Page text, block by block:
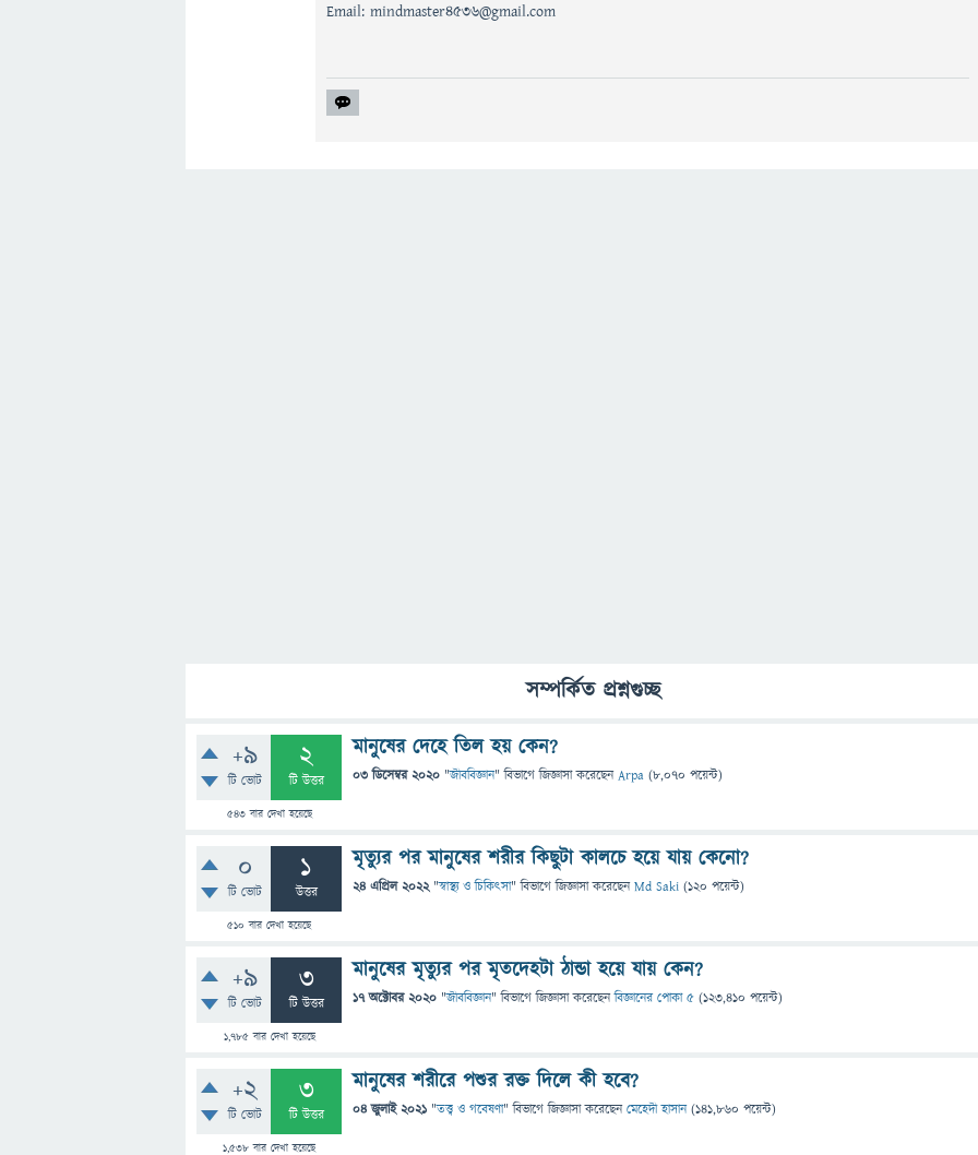
Email: mindmaster4536@gmail.com
সম্পর্কিত প্রশ্নগুচ্ছ
+9
টি ভোট
2
টি উত্তর
543বার দেখা হয়েছে
মানুষের দেহে তিল হয় কেন?
03 ডিসেম্বর 2020 "জীববিজ্ঞান" বিভাগে জিজ্ঞাসাকরেছেনArpa (8,070 পয়েন্ট)
0
টি ভোট
1
উত্তর
510 বার দেখা হয়েছে
মৃত্যুর পর মানুষের শরীর কিছুটা কালচে হয়ে যায় কেনো?
24 এপ্রিল 2022 "স্বাস্থ্য ও চিকিৎসা" বিভাগে জিজ্ঞাসাকরেছেনMd Saki (120 পয়েন্ট)
+9
টি ভোট
3
টি উত্তর
1,785বার দেখা হয়েছে
মানুষের মৃত্যুর পর মৃতদেহটা ঠান্ডা হয়ে যায় কেন?
17 অক্টোবর 2020 "জীববিজ্ঞান" বিভাগে জিজ্ঞাসাকরেছেনবিজ্ঞানের পোকা ৫ (123,410 পয়েন্ট)
+2
টি ভোট
3
টি উত্তর
1,538 বার দেখা হয়েছে
মানুষের শরীরে পশুর রক্ত দিলে কী হবে?
04 জুলাই 2021 "তত্ত্ব ও গবেষণা" বিভাগে জিজ্ঞাসাকরেছেনমেহেদী হাসান (141,860 পয়েন্ট)